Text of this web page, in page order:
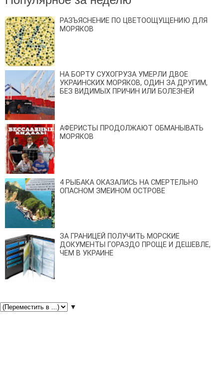
РАЗЪЯСНЕНИЕ ПО ЦВЕТООЩУЩЕНИЮ ДЛЯ
МОРЯКОВ
НА БОРТУ СУХОГРУЗА УМЕРЛИ ДВОЕ
УКРАИНСКИХ МОРЯКОВ, ОДИН ЗА ДРУГИМ,
БЕЗ ВИДИМЫХ ПРИЧИН ИЛИ БОЛЕЗНЕЙ
АФЕРИСТЫ ПРОДОЛЖАЮТ ОБМАНЫВАТЬ
МОРЯКОВ
4 РЫБАКА ОКАЗАЛИСЬ НА СМЕРТЕЛЬНО
ОПАСНОМ ЗМЕИНОМ ОСТРОВЕ
ЗА ГРАНИЦЕЙ ПОЛУЧИТЬ МОРСКИЕ
ДОКУМЕНТЫ ГОРАЗДО ПРОЩЕ И ДЕШЕВЛЕ,
ЧЕМ В УКРАИНЕ
▼